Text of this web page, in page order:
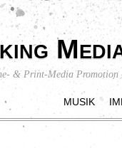
& Print-Media Promotion
MUSIK